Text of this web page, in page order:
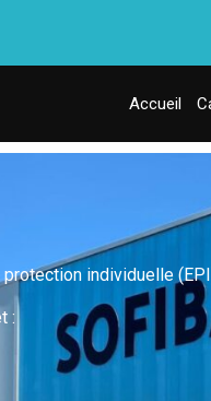
Accueil
individuelle
: